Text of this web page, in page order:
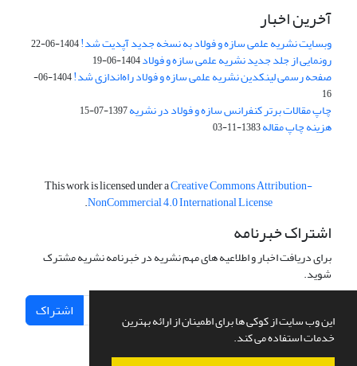
این وب سایت از کوکی ها برای اطمینان از ارائه بهترین
خدمات استفاده می کند.
آخرین اخبار
وبسایت نشریه علمی سازه و فولاد به نسخه جدید آپدیت شد!1404-06-22
رونمایی از جلد جدید نشریه علمی سازه و فولاد1404-06-19
صفحه رسمی لینکدین نشریه علمی سازه و فولاد راه‌اندازی شد!
1404-06-
16
چاپ مقالات برتر کنفرانس سازه و فولاد در نشریه1397-07-15
هزینه چاپ مقاله1383-11-03
This work is licensed under aCreative Commons Attribution-
NonCommercial 4.0 International License
.
اشتراک خبرنامه
برای دریافت اخبار و اطلاعیه های مهم نشریه در خبرنامه نشریه مشترک
شوید.
اشتراک